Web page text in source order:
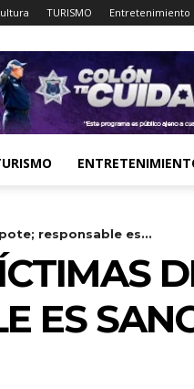
TURISMO Entretenimiento
responsable es...
ES